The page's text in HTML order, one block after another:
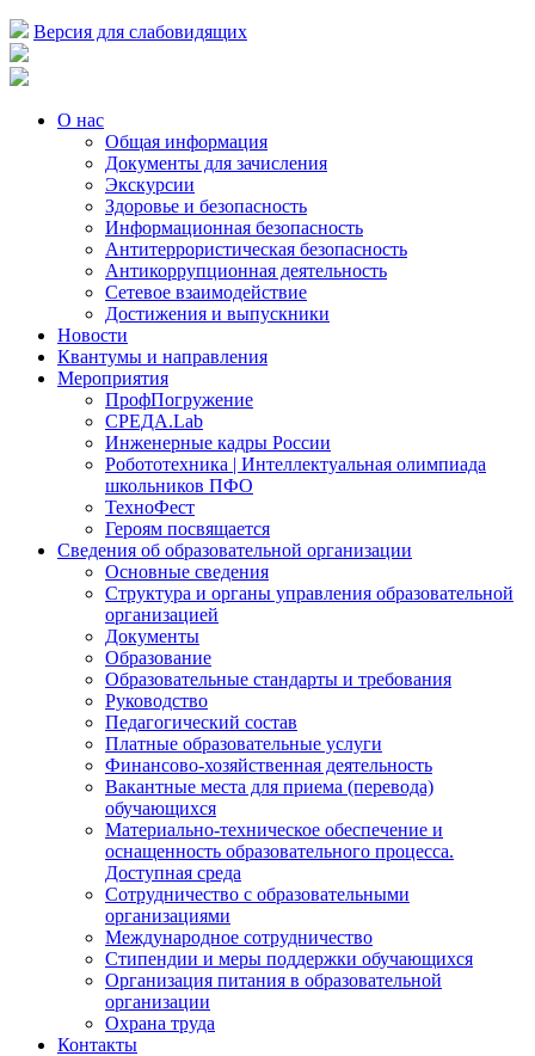
Версия для слабовидящих
О нас
Общая информация
Документы для зачисления
Экскурсии
Здоровье и безопасность
Информационная безопасность
Антитеррористическая безопасность
Антикоррупционная деятельность
Сетевое взаимодействие
Достижения и выпускники
Новости
Квантумы и направления
Мероприятия
ПрофПогружение
СРЕДА.Lab
Инженерные кадры России
Робототехника | Интеллектуальная олимпиада
школьников ПФО
ТехноФест
Героям посвящается
Сведения об образовательной организации
Основные сведения
Структура и органы управления образовательной
организацией
Документы
Образование
Образовательные стандарты и требования
Руководство
Педагогический состав
Платные образовательные услуги
Финансово-хозяйственная деятельность
Вакантные места для приема (перевода)
обучающихся
Материально-техническое обеспечение и
оснащенность образовательного процесса.
Доступная среда
Сотрудничество с образовательными
организациями
Международное сотрудничество
Стипендии и меры поддержки обучающихся
Организация питания в образовательной
организации
Охрана труда
Контакты